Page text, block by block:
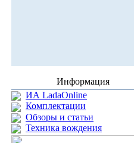
Информация
ИА LadaOnline
Комплектации
Обзоры и статьи
Техника вождения